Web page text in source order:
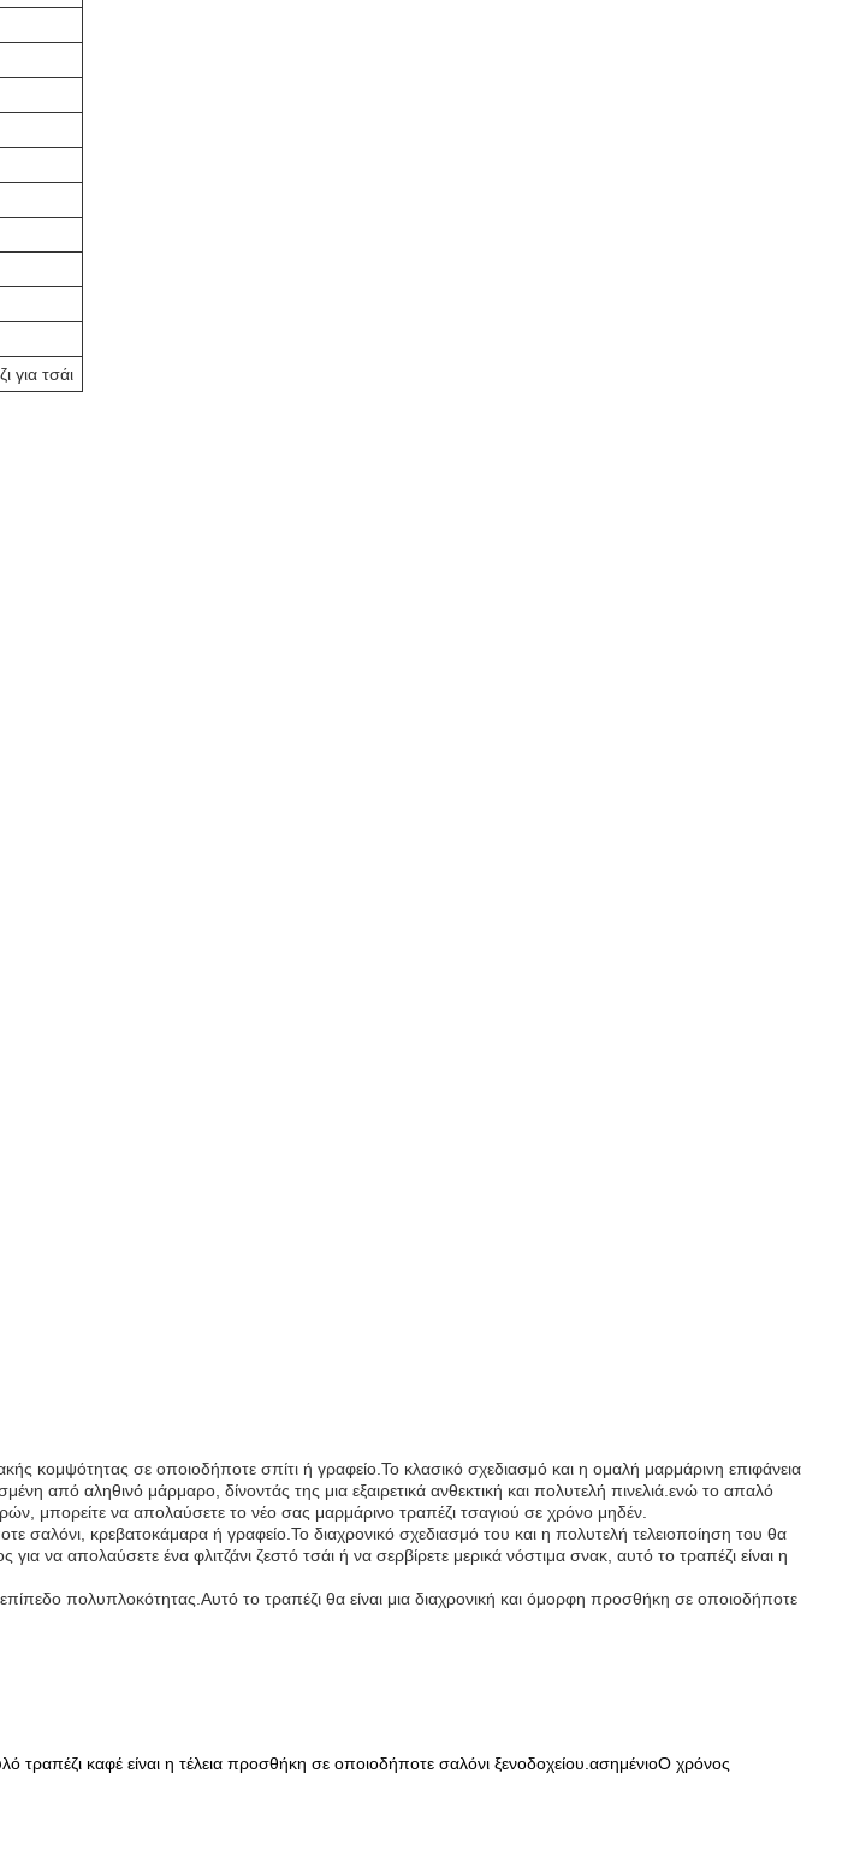
για τσάι
κομψότητας σε οποιοδήποτε σπίτι ή γραφείο.Το κλασικό σχεδιασμό και η ομαλή μαρμάρινη επιφάνεια
από αληθινό μάρμαρο, δίνοντάς της μια εξαιρετικά ανθεκτική και πολυτελή πινελιά.ενώ το απαλό
μπορείτε να απολαύσετε το νέο σας μαρμάρινο τραπέζι τσαγιού σε χρόνο μηδέν.
σαλόνι, κρεβατοκάμαρα ή γραφείο.Το διαχρονικό σχεδιασμό του και η πολυτελή τελειοποίηση του θα
να απολαύσετε ένα φλιτζάνι ζεστό τσάι ή να σερβίρετε μερικά νόστιμα σνακ, αυτό το τραπέζι είναι η
πολυπλοκότητας.Αυτό το τραπέζι θα είναι μια διαχρονική και όμορφη προσθήκη σε οποιοδήποτε
τραπέζι καφέ είναι η τέλεια προσθήκη σε οποιοδήποτε σαλόνι ξενοδοχείου.ασημένιοΟ χρόνος